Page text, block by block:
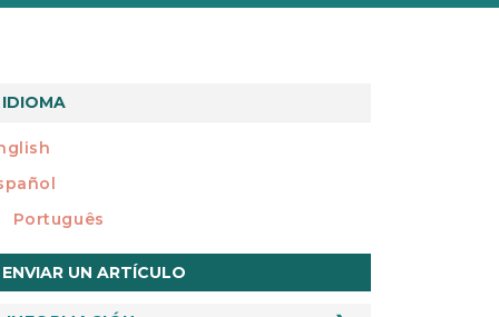
IDIOMA
Português
ENVIAR UN ARTÍCULO